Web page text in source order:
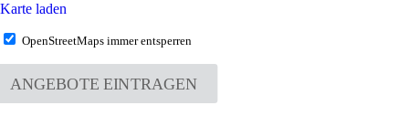
Karte laden
OpenStreetMaps immer entsperren
ANGEBOTE EINTRAGEN